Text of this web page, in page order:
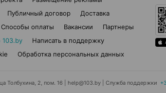
Публичный договор
Доставка
Способы оплаты Вакансии
Партнеры
103.by
Написать в поддержку
Обработка персональных данных
Толбухина, 2, пом. 16 | help@103.by Служба поддержки